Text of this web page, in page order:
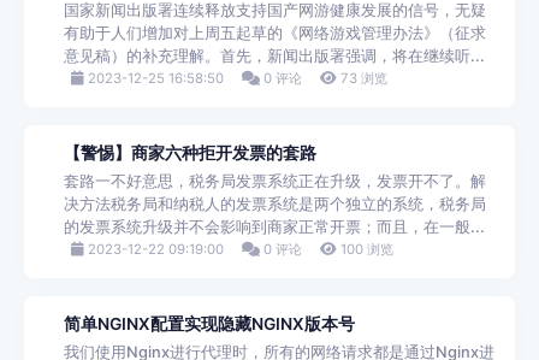
国家新闻出版署连续释放支持国产网游健康发展的信号，无疑
有助于人们增加对上周五起草的《网络游戏管理办法》（征求
意见稿）的补充理解。首先，新闻出版署强调，将在继续听...
2023-12-25 16:58:50 0 评论 73 浏览
【警惕】商家六种拒开发票的套路
套路一不好意思，税务局发票系统正在升级，发票开不了。解
决方法税务局和纳税人的发票系统是两个独立的系统，税务局
的发票系统升级并不会影响到商家正常开票；而且，在一般...
2023-12-22 09:19:00 0 评论 100 浏览
简单NGINX配置实现隐藏NGINX版本号
我们使用Nginx进行代理时，所有的网络请求都是通过Nginx进